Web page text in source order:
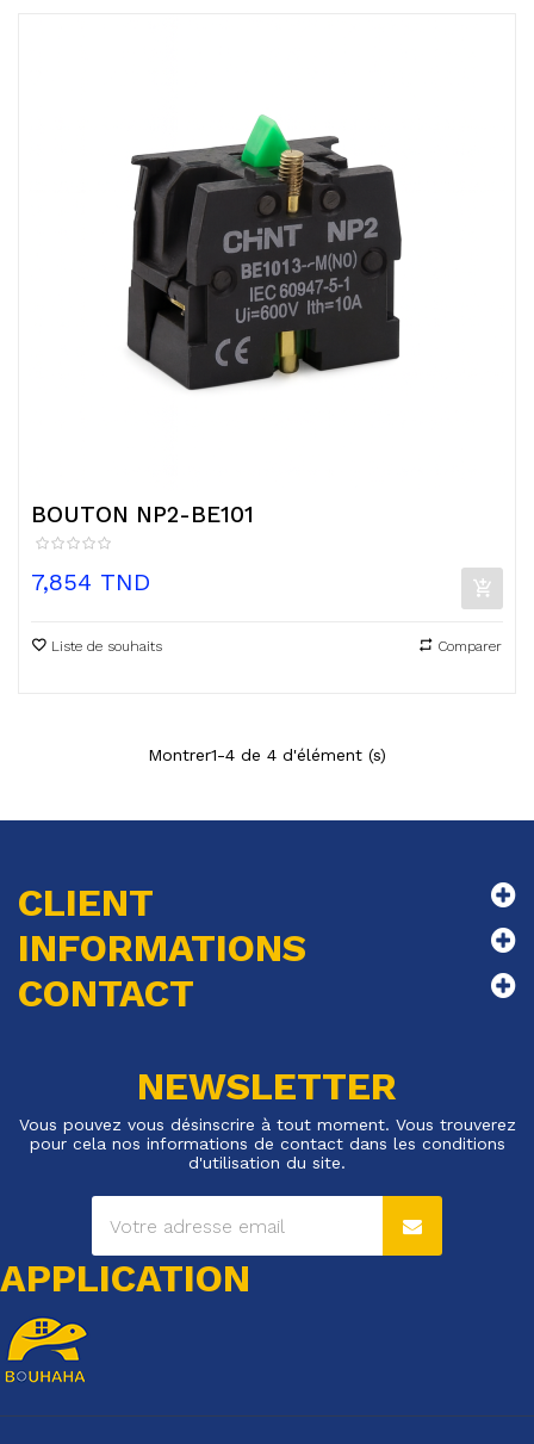
BOUTON NP2-BE101
Prix
7,854 TND
Liste de souhaits Comparer
Montrer1-4 de 4 d'élément (s)
CLIENT
INFORMATIONS
CONTACT
NEWSLETTER
Vous pouvez vous désinscrire à tout moment. Vous trouverez
pour cela nos informations de contact dans les conditions
d'utilisation du site.
APPLICATION